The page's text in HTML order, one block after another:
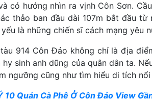
có hướng nhìn ra vịnh Côn Sơn.
thảo ban đầu dài 107m bắt đầu
là những chiến sĩ cách mạng yêu
914 Côn Đảo không chỉ là địa
sinh anh dũng của quân dân ta.
ngưỡng cũng như tìm hiểu di tích
10 Quán Cà Phê Ở Côn Đảo View